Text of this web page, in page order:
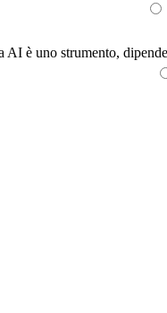
AI è uno strumento,